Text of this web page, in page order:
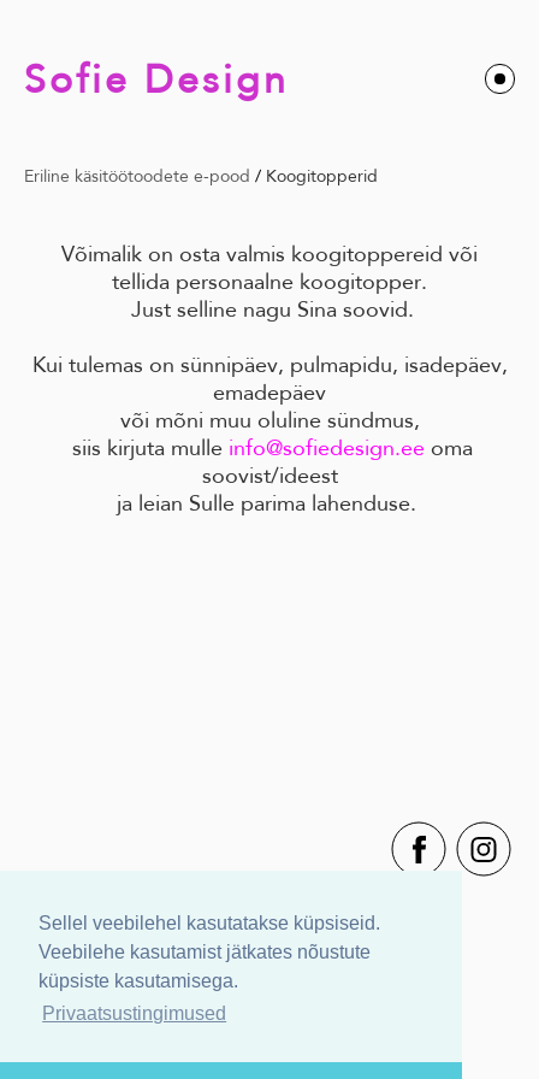
Sellel veebilehel kasutatakse küpsiseid.
Veebilehe kasutamist jätkates nõustute
küpsiste kasutamisega.
Privaatsustingimused
Sofie Design
Eriline käsitöötoodete e-pood / Koogitopperid
Võimalik on osta valmis koogitoppereid või
tellida personaalne koogitopper.
Just selline nagu Sina soovid.
Kui tulemas on sünnipäev, pulmapidu, isadepäev,
emadepäev
või mõni muu oluline sündmus,
siis kirjuta mulle info@sofiedesign.ee oma
soovist/ideest
ja leian Sulle parima lahenduse.
Privaatsustingimused